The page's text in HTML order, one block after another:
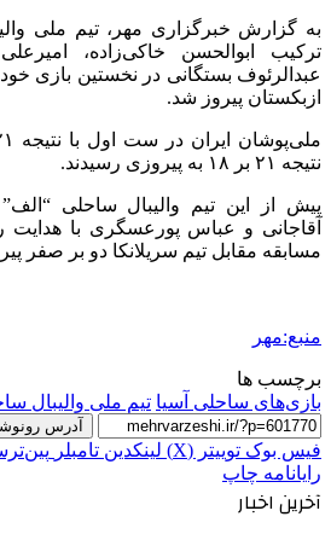
به گزارش خبرگزاری مهر، تیم ملی
ترکیب ابوالحسن خاکی‌زاده،
عبدالرئوف بستگانی در نخستین بازی
ازبکستان پیروز شد.
نتیجه ۲۱ بر ۱۸ به پیروزی رسیدند.
پیش از این تیم والیبال ساحلی
آقاجانی و عباس پورعسگری با هدایت
مسابقه مقابل تیم سریلانکا دو بر صفر
منبع:مهر
برچسب ها
بازی‌های ساحلی آسیا تیم ملی والیبال
آدرس
فیس بوک توییتر (X) لینکدین ‫تامبلر
رایانامه چاپ
آخرین اخبار